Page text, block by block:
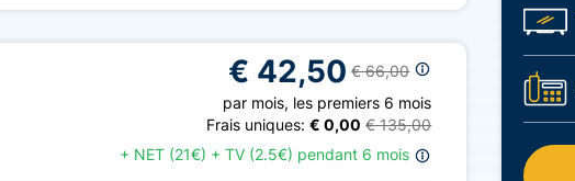
€ 42,50 € 66,00
par mois, les premiers 6 mois
Frais uniques: € 0,00 € 135,00
+ NET (21€) + TV (2.5€) pendant 6 mois